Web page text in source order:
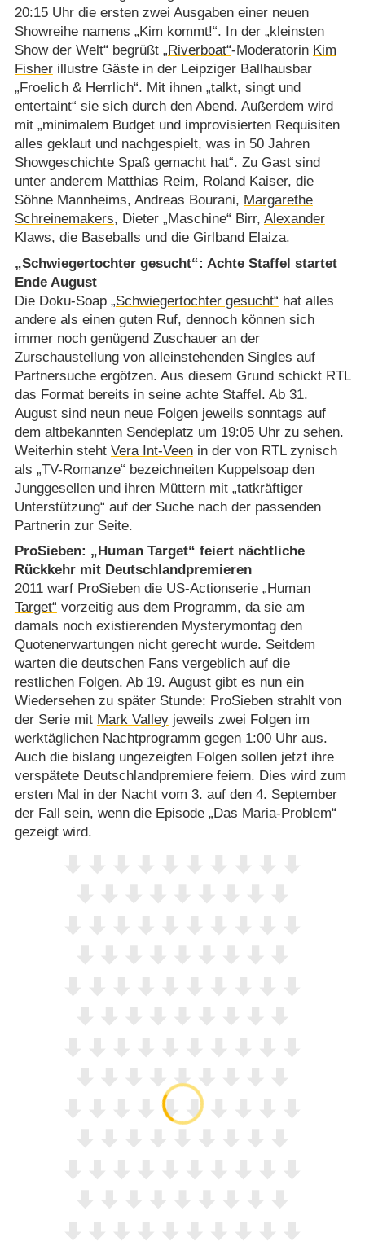
20:15 Uhr die ersten zwei Ausgaben einer neuen
Showreihe namens „Kim kommt!“. In der „kleinsten
Show der Welt“ begrüßt „Riverboat“-Moderatorin Kim
Fisherillustre Gäste in der Leipziger Ballhausbar
„Froelich & Herrlich“. Mit ihnen „talkt, singt und
entertaint“ sie sich durch den Abend. Außerdem wird
mit „minimalem Budget und improvisierten Requisiten
alles geklaut und nachgespielt, was in 50 Jahren
Showgeschichte Spaß gemacht hat“. Zu Gast sind
unter anderem Matthias Reim, Roland Kaiser, die
Söhne Mannheims, Andreas Bourani, Margarethe
Schreinemakers, Dieter „Maschine“ Birr, Alexander
Klaws, die Baseballs und die Girlband Elaiza.
„Schwiegertochter gesucht“: Achte Staffel startet
Ende August
Die Doku-Soap „Schwiegertochter gesucht“ hat alles
andere als einen guten Ruf, dennoch können sich
immer noch genügend Zuschauer an der
Zurschaustellung von alleinstehenden Singles auf
Partnersuche ergötzen. Aus diesem Grund schickt RTL
das Format bereits in seine achte Staffel. Ab 31.
August sind neun neue Folgen jeweils sonntags auf
dem altbekannten Sendeplatz um 19:05 Uhr zu sehen.
Weiterhin steht Vera Int-Veenin der von RTL zynisch
als „TV-Romanze“ bezeichneiten Kuppelsoap den
Junggesellen und ihren Müttern mit „tatkräftiger
Unterstützung“ auf der Suche nach der passenden
Partnerin zur Seite.
ProSieben: „Human Target“ feiert nächtliche
Rückkehr mit Deutschlandpremieren
2011 warf ProSieben die US-Actionserie „Human
Target“ vorzeitig aus dem Programm, da sie am
damals noch existierenden Mysterymontag den
Quotenerwartungen nicht gerecht wurde. Seitdem
warten die deutschen Fans vergeblich auf die
restlichen Folgen. Ab 19. August gibt es nun ein
Wiedersehen zu später Stunde: ProSieben strahlt von
der Serie mit Mark Valleyjeweils zwei Folgen im
werktäglichen Nachtprogramm gegen 1:00 Uhr aus.
Auch die bislang ungezeigten Folgen sollen jetzt ihre
verspätete Deutschlandpremiere feiern. Dies wird zum
ersten Mal in der Nacht vom 3. auf den 4. September
der Fall sein, wenn die Episode „Das Maria-Problem“
gezeigt wird.